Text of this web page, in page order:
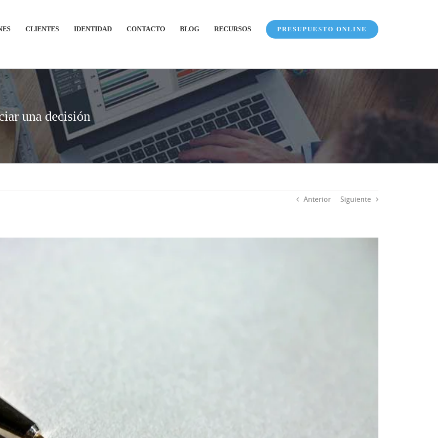
CLIENTES IDENTIDAD CONTACTO BLOG RECURSOS PRESUPUESTO ONLINE
una decisión
Anterior Siguiente